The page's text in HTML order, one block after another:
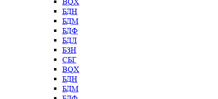
БДН
БДМ
БДФ
БДЛ
БЗН
СБГ
BQX
БДН
БДМ